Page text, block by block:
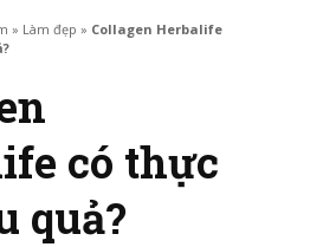
» Làm đẹp » Collagen Herbalife
có thực
quả?